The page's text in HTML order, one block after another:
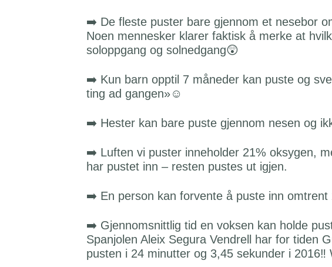
➡️ De fleste puster bare gjennom et nesebor
Noen mennesker klarer faktisk å merke at
soloppgang og solnedgang😲
➡️ Kun barn opptil 7 måneder kan puste og
ting ad gangen»☺️
➡️ Hester kan bare puste gjennom nesen og
➡️ Luften vi puster inneholder 21% oksygen,
har pustet inn – resten pustes ut igjen.
➡️ En person kan forvente å puste inn
➡️ Gjennomsnittlig tid en voksen kan holde
Spanjolen Aleix Segura Vendrell har for tiden
pusten i 24 minutter og 3,45 sekunder i 2016‼️